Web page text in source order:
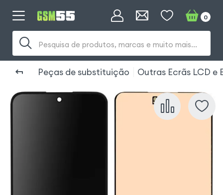
Pesquisa de produtos, marcas e muito mais...
0
Peças de substituição Outras Ecrãs LCD e